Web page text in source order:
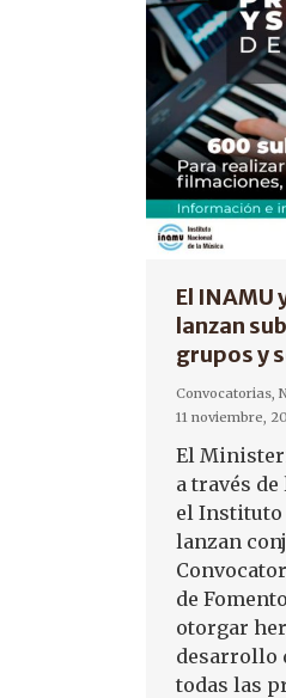
El INAMU
lanzan
grupos y
Convocatorias,
11 noviembre,
El
a través
el Instituto
lanzan
de
otorgar
desarrollo
todas las